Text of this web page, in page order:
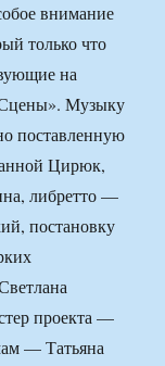
внимание
только что
на
Музыку
поставленную
Цирюк,
либретто —
постановку
проекта —
— Татьяна